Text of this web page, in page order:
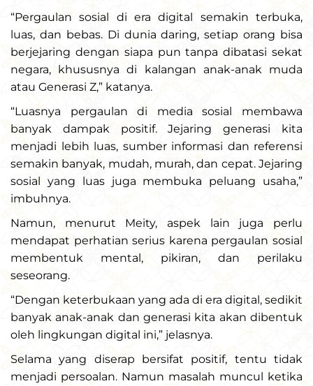
“Pergaulan sosial di era digital semakin terbuka,
luas, dan bebas. Di dunia daring, setiap orang bisa
berjejaring dengan siapa pun tanpa dibatasi sekat
negara, khususnya di kalangan anak-anak muda
atau Generasi Z,” katanya.
“Luasnya pergaulan di media sosial membawa
banyak dampak positif. Jejaring generasi kita
menjadi lebih luas, sumber informasi dan referensi
semakin banyak, mudah, murah, dan cepat. Jejaring
sosial yang luas juga membuka peluang usaha,”
imbuhnya.
Namun, menurut Meity, aspek lain juga perlu
mendapat perhatian serius karena pergaulan sosial
membentuk mental, pikiran, dan perilaku
seseorang.
“Dengan keterbukaan yang ada di era digital, sedikit
banyak anak-anak dan generasi kita akan dibentuk
oleh lingkungan digital ini,” jelasnya.
Selama yang diserap bersifat positif, tentu tidak
menjadi persoalan. Namun masalah muncul ketika